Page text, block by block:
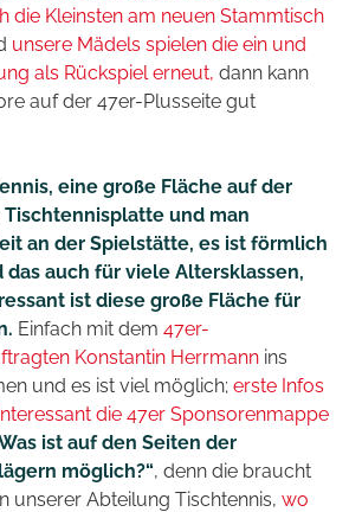
die Kleinsten am neuen Stammtisch
unsere Mädels spielen die ein und
als Rückspiel erneut, dann kann
auf der 47er-Plusseite gut
eine große Fläche auf der
und man
an der Spielstätte, es ist förmlich
das auch für viele Altersklassen,
ist diese große Fläche für
Einfach mit dem 47er-
Konstantin Herrmann ins
und es ist viel möglich; erste Infos
die 47er Sponsorenmappe
ist auf den Seiten der
möglich?“, denn die braucht
unserer Abteilung Tischtennis, wo